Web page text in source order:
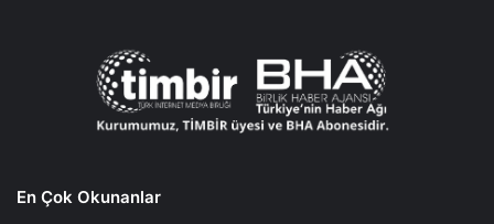
En Çok Okunanlar